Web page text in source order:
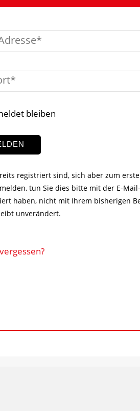
bleiben
registriert sind, sich aber zum
tun Sie dies bitte mit der E-
haben, nicht mit Ihrem bisherigen
unverändert.